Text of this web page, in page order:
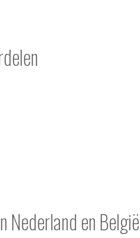
Nederland en België